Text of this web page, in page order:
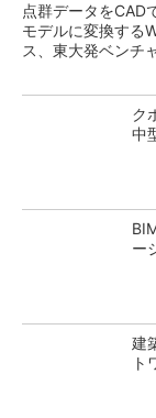
点群データをCAD
モデルに変換する
ス、東大発ベンチ
ク
中
ー
建